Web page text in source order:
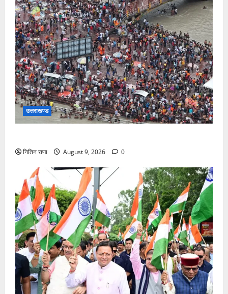
उत्तराखण्ड
नितिन राणा August 9, 2026 0